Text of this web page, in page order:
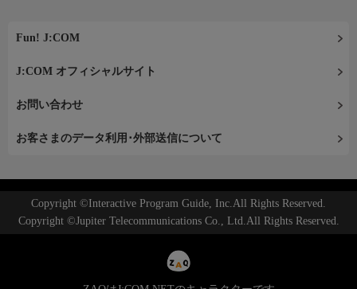
Fun! J:COM
J:COM オフィシャルサイト
お問い合わせ
お客さまのデータ利用･外部送信について
Copyright ©Interactive Program Guide, Inc.All Rights Reserved.
Copyright ©Jupiter Telecommunications Co., Ltd.All Rights Reserved.